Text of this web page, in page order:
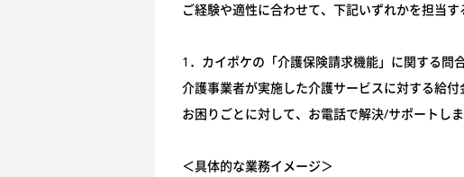
ご経験や適性に合わせて、下記いずれかを担当す
1．カイポケの「介護保険請求機能」に関する問
介護事業者が実施した介護サービスに対する給
お困りごとに対して、お電話で解決/サポートしま
＜具体的な業務イメージ＞